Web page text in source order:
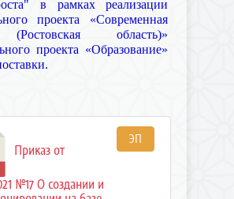
в рамках реализации
проекта «Современная
область)»
проекта «Образование»
Приказ от
№17 О создании и
ЭП